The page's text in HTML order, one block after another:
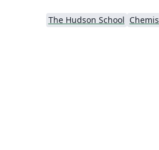
The Hudson School